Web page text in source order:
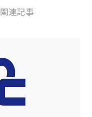
関連記事